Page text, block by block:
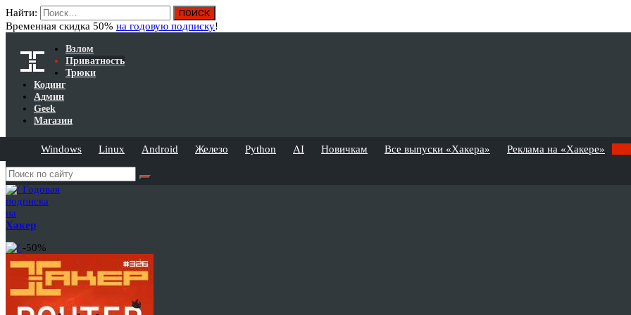
Найти:
Временная скидка 50% на годовую подписку!
Взлом
Приватность
Трюки
Кодинг
Админ
Geek
Магазин
Windows Linux Android Железо Python AI Новичкам Все выпуски «Хакера» Реклама на «Хакере»
Годовая
подписка
на
Хакер
-50%